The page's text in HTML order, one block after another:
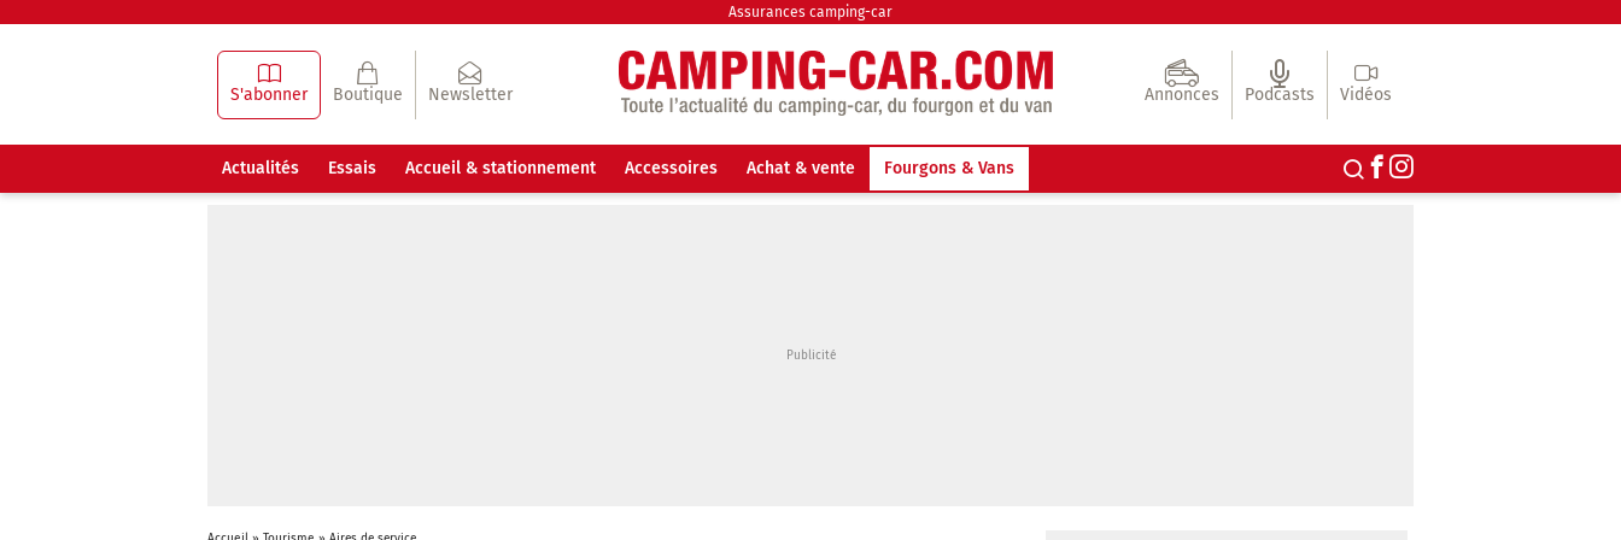
Assurances camping-car
S'abonner Boutique Newsletter Annonces Podcasts Vidéos
Actualités Essais Accueil & stationnement Accessoires Achat & vente Fourgons & Vans